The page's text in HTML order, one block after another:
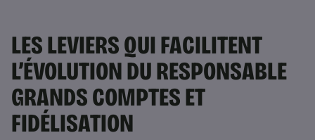
LES LEVIERS QUI FACILITENT
L’ÉVOLUTION DU RESPONSABLE
GRANDS COMPTES ET
FIDÉLISATION